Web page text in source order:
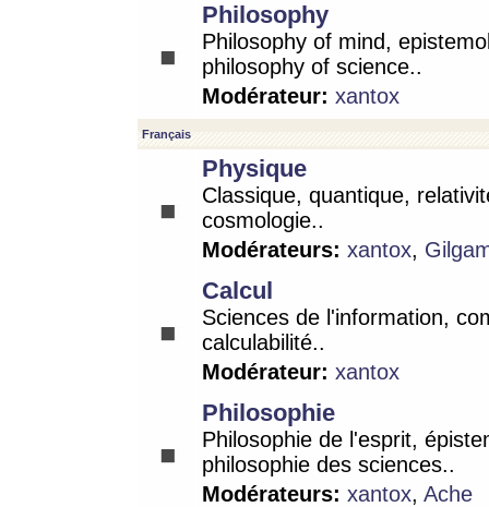
Philosophy
Philosophy of mind,
philosophy of science..
Modérateur: xantox
Français
Physique
Classique, quantique,
cosmologie..
Modérateurs: xantox,
Calcul
Sciences de l'information,
calculabilité..
Modérateur: xantox
Philosophie
Philosophie de l'esprit,
philosophie des sciences..
Modérateurs: xantox, Ache